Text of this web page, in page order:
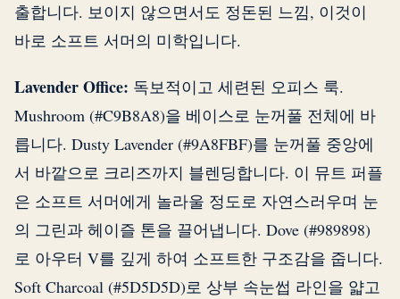
출합니다. 보이지 않으면서도 정돈된 느낌, 이것이
바로 소프트 서머의 미학입니다.
Lavender Office: 독보적이고 세련된 오피스 룩.
Mushroom (#C9B8A8)을 베이스로 눈꺼풀 전체에 바
릅니다. Dusty Lavender (#9A8FBF)를 눈꺼풀 중앙에
서 바깥으로 크리즈까지 블렌딩합니다. 이 뮤트 퍼플
은 소프트 서머에게 놀라울 정도로 자연스러우며 눈
의 그린과 헤이즐 톤을 끌어냅니다. Dove (#989898)
로 아우터 V를 깊게 하여 소프트한 구조감을 줍니다.
Soft Charcoal (#5D5D5D)로 상부 속눈썹 라인을 얇고